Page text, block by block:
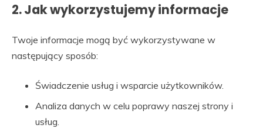
2. Jak wykorzystujemy informacje
Twoje informacje mogą być wykorzystywane w
następujący sposób:
Świadczenie usług i wsparcie użytkowników.
Analiza danych w celu poprawy naszej strony i
usług.